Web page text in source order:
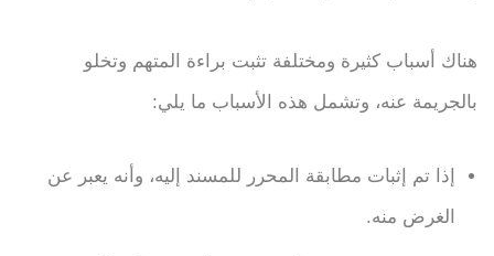
هناك أسباب كثيرة ومختلفة تثبت براءة المتهم وتخلو
بالجريمة عنه، وتشمل هذه الأسباب ما يلي:
إذا تم إثبات مطابقة المحرر للمسند إليه، وأنه يعبر عن
الغرض منه.